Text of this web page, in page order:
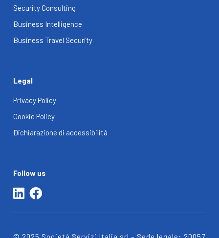
Security Consulting
Business Intelligence
Business Travel Security
Legal
Privacy Policy
Cookie Policy
Dichiarazione di accessibilità
Follow us